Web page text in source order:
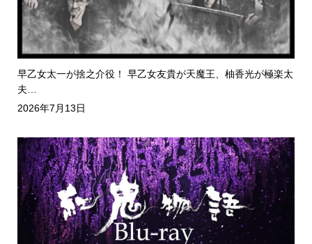
早乙女太一が捨之介役！ 早乙女友貴が天魔王、柚香光が極楽太
夫…
2026年7月13日